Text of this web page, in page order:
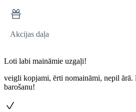
Akcijas daļa
Loti labi maināmie uzgaļi!
veigli kopjami, ērti nomaināmi, nepil
barošanu!